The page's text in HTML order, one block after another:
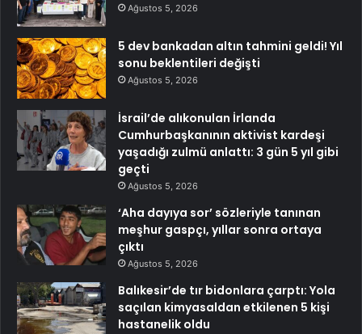
Ağustos 5, 2026
5 dev bankadan altın tahmini geldi! Yıl
sonu beklentileri değişti
Ağustos 5, 2026
İsrail’de alıkonulan İrlanda
Cumhurbaşkanının aktivist kardeşi
yaşadığı zulmü anlattı: 3 gün 5 yıl gibi
geçti
Ağustos 5, 2026
‘Aha dayıya sor’ sözleriyle tanınan
meşhur gaspçı, yıllar sonra ortaya
çıktı
Ağustos 5, 2026
Balıkesir’de tır bidonlara çarptı: Yola
saçılan kimyasaldan etkilenen 5 kişi
hastanelik oldu